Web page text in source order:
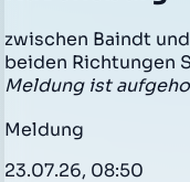
zwischen Baindt
beiden Richtungen
Meldung ist
Meldung
23.07.26, 08:50